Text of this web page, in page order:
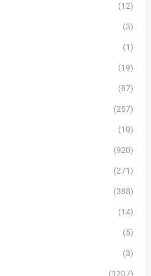
(12)
(3)
(1)
(19)
(87)
(257)
(10)
(920)
(271)
(388)
(14)
(5)
(3)
(1207)